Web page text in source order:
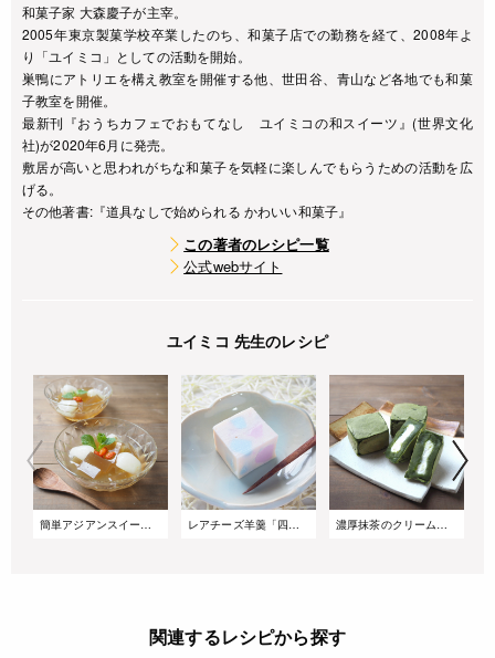
和菓子家 大森慶子が主宰。
2005年東京製菓学校卒業したのち、和菓子店での勤務を経て、2008年よ
り「ユイミコ」としての活動を開始。
巣鴨にアトリエを構え教室を開催する他、世田谷、青山など各地でも和菓
子教室を開催。
最新刊『おうちカフェでおもてなし ユイミコの和スイーツ』(世界文化
社)が2020年6月に発売。
敷居が高いと思われがちな和菓子を気軽に楽しんでもらうための活動を広
げる。
その他著書:『道具なしで始められる かわいい和菓子』
この著者のレシピ一覧
公式webサイト
ユイミコ 先生のレシピ
簡単アジアンスイーツ!「烏龍寒天」 レアチーズ羊羹「四葩氷室(よひらひむろ)」 濃厚抹茶のクリームチーズきんつば
関連するレシピから探す